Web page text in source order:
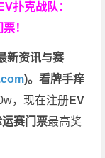
扑克战队：
！
新资讯与赛
)。看牌手痒
，现在注册EV
赛门票最高奖